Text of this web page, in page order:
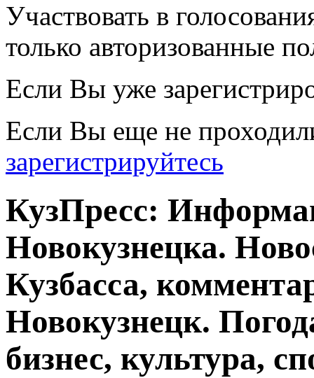
Участвовать в
только авторизованные
Если Вы уже
Если Вы еще не
зарегистрируйтесь
КузПресс:
Новокузнецка.
Кузбасса,
Новокузнецк.
бизнес, культура,